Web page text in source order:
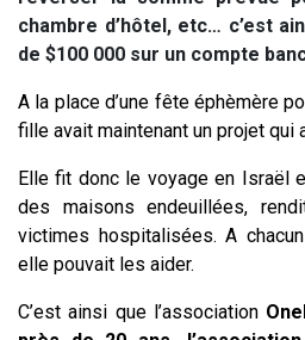
chambre d’hôtel, etc… c’est
de $100 000 sur un compte
A la place d’une fête éphèmère
fille avait maintenant un projet qui
Elle fit donc le voyage en Israël
des maisons endeuillées,
victimes hospitalisées. A
elle pouvait les aider.
C’est ainsi que l’association